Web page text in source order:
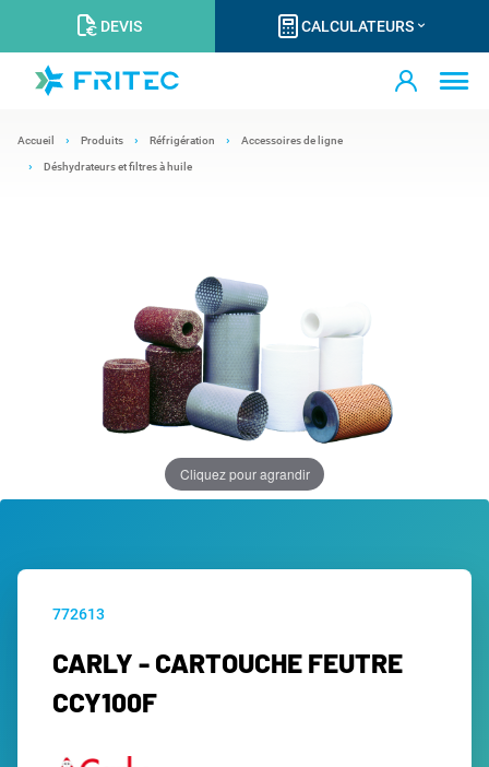
DEVIS CALCULATEURS
Accueil Produits Réfrigération Accessoires de ligne
Déshydrateurs et filtres à huile
Cliquez pour agrandir
772613
CARLY - CARTOUCHE FEUTRE
CCY100F